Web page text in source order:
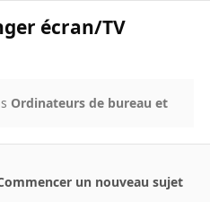
écran/TV
Ordinateurs de bureau et
un nouveau sujet